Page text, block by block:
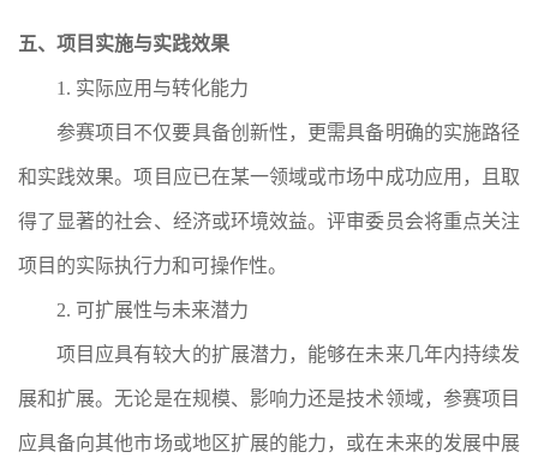
五、项目实施与实践效果
1. 实际应用与转化能力
参赛项目不仅要具备创新性，更需具备明确的实施路径
和实践效果。项目应已在某一领域或市场中成功应用，且取
得了显著的社会、经济或环境效益。评审委员会将重点关注
项目的实际执行力和可操作性。
2. 可扩展性与未来潜力
项目应具有较大的扩展潜力，能够在未来几年内持续发
展和扩展。无论是在规模、影响力还是技术领域，参赛项目
应具备向其他市场或地区扩展的能力，或在未来的发展中展